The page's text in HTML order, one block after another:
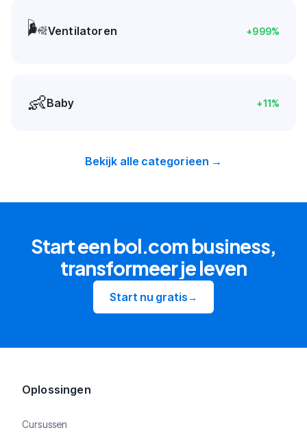
🌬️Ventilatoren +999%
👶Baby +11%
Bekijk alle categorieen →
Start een bol.com business,
transformeer je leven
Start nu gratis→
Oplossingen
Cursussen